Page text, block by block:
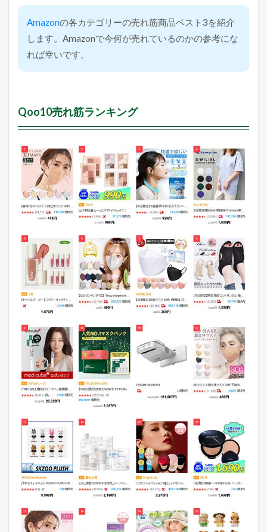
Amazonの各カテゴリーの売れ筋商品ベスト3を紹介
します。Amazonで今何が売れているのかの参考にな
れば幸いです。
Qoo10売れ筋ランキング